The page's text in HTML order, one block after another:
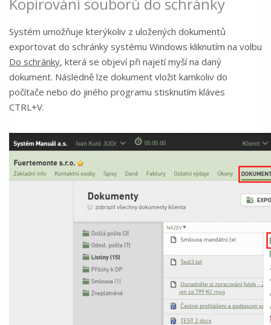
Systém umožňuje kterýkoliv z uložených dokumentů
exportovat do schránky systému Windows kliknutím na volbu
Do schránky, která se objeví při najetí myší na daný
dokument. Následně lze dokument vložit kamkoliv do
počítače nebo do jiného programu stisknutím kláves
CTRL+V.